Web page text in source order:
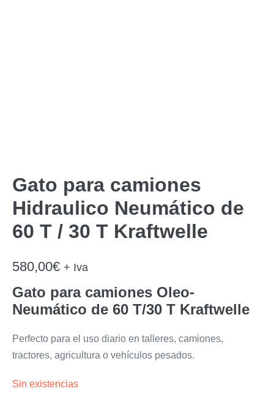
Gato para camiones
Hidraulico Neumático de
60 T / 30 T Kraftwelle
580,00€ + Iva
Gato para camiones Oleo-
Neumático de 60 T/30 T Kraftwelle
Perfecto para el uso diario en talleres, camiones,
tractores, agricultura o vehículos pesados.
Sin existencias